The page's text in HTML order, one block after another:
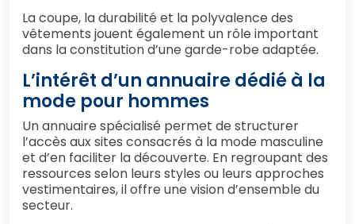
La coupe, la durabilité et la polyvalence des
vêtements jouent également un rôle important
dans la constitution d’une garde-robe adaptée.
L’intérêt d’un annuaire dédié à la
mode pour hommes
Un annuaire spécialisé permet de structurer
l’accès aux sites consacrés à la mode masculine
et d’en faciliter la découverte. En regroupant des
ressources selon leurs styles ou leurs approches
vestimentaires, il offre une vision d’ensemble du
secteur.